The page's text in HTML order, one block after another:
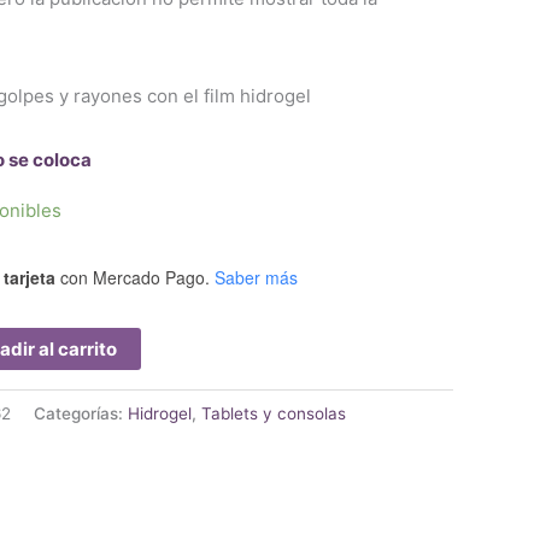
y rayones con el film hidrogel
se coloca
con Mercado Pago. Saber más
al carrito
Categorías: Hidrogel, Tablets y consolas